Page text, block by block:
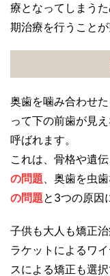
療となってしまう
期治療を行うことが
奥歯を噛み合わせ
って下の前歯が見
呼ばれます。
これは、骨格や遺
の問題、奥歯を虫
の問題と3つの原因
子供も大人も矯正
ラケットによるワ
スによる矯正も選択